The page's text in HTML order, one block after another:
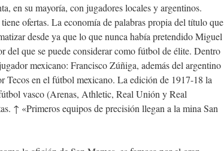
en su mayoría, con jugadores locales y argentinos.
ofertas. La economía de palabras propia del título que
desde ya que lo que nunca había pretendido Miguel
del que se puede considerar como fútbol de élite. Dentro
mexicano: Francisco Zúñiga, además del argentino
Tecos en el fútbol mexicano. La edición de 1917-18 la
vasco (Arenas, Athletic, Real Unión y Real
↑ «Primeros equipos de precisión llegan a la mina San